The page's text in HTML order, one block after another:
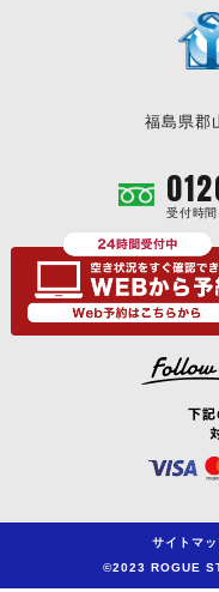
福島県郡
受付時
サイトマ
©2023 ROGUE